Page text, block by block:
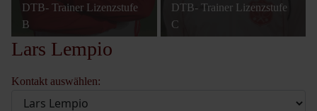
DTB- Trainer Lizenzstufe
B
DTB- Trainer Lizenzstufe
C
Lars Lempio
Kontakt auswählen: